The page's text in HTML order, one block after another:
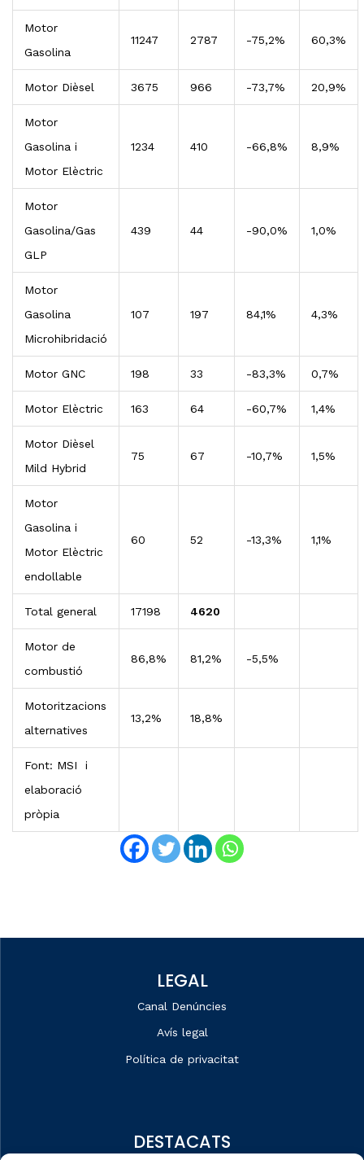
Motor
Gasolina
11247 2787 -75,2% 60,3%
Motor Dièsel 3675 966 -73,7% 20,9%
Motor
Gasolina i
Motor Elèctric
1234 410 -66,8% 8,9%
Motor
Gasolina/Gas
GLP
439 44 -90,0% 1,0%
Motor
Gasolina
Microhibridació
107 197 84,1% 4,3%
Motor GNC 198 33 -83,3% 0,7%
Motor Elèctric 163 64 -60,7% 1,4%
Motor Dièsel
Mild Hybrid
75 67 -10,7% 1,5%
Motor
Gasolina i
Motor Elèctric
endollable
60 52 -13,3% 1,1%
Total general 17198 4620
Motor de
combustió
86,8% 81,2% -5,5%
Motoritzacions
alternatives
13,2% 18,8%
Font: MSI i
elaboració
pròpia
LEGAL
Canal Denúncies
Avís legal
Política de privacitat
DESTACATS